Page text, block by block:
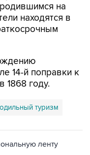
на
находятся в
14-й поправки к
1868 году.
туризм
ленту